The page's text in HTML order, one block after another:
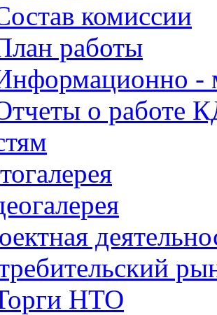
комиссии
работы
-
о работе
НТО